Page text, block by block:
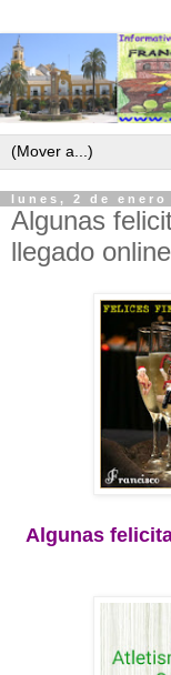
lunes, 2 de enero
Algunas
llegado online
Algunas